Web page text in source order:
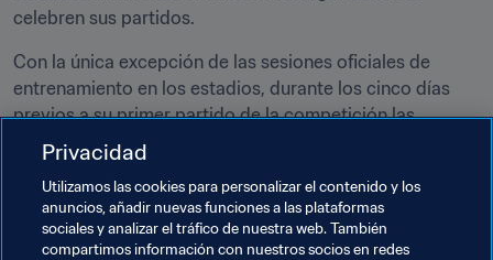
celebren sus partidos.
Con la única excepción de las sesiones oficiales de
entrenamiento en los estadios, durante los cinco días
previos a su primer partido de la competición las
selecciones solo podrán hacer uso de los campos de
práctica o partidos preparatorios. Está previsto que los
equipos lleguen al país anfitrión al menos cinco días
antes de disputar su primer encuentro.
Privacidad
Utilizamos las cookies para personalizar el contenido y los
anuncios, añadir nuevas funciones a las plataformas
sociales y analizar el tráfico de nuestra web. También
compartimos información con nuestros socios en redes